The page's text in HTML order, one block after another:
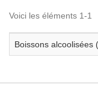
Voici les éléments 1-1
Boissons alcoolisées